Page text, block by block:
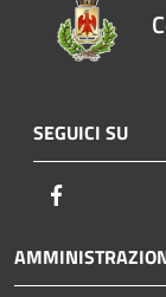
SEGUICI SU